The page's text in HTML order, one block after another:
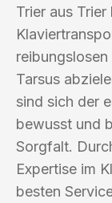
Trier aus
Tarsus
sind sich der
bewusst und
Sorgfalt.
Expertise im
besten